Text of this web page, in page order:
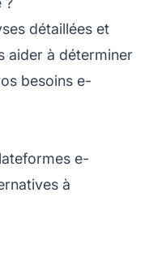
détaillées et
aider à déterminer
besoins e-
e-
à